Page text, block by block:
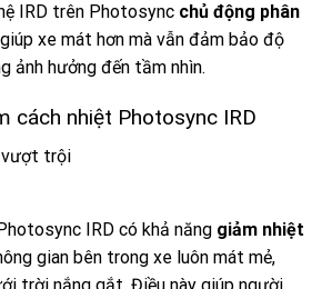
IRD trên Photosync chủ động phân
xe mát hơn mà vẫn đảm bảo độ
ảnh hưởng đến tầm nhìn.
cách nhiệt Photosync IRD
vượt trội
IRD có khả năng giảm nhiệt
gian bên trong xe luôn mát mẻ,
trời nắng gắt. Điều này giúp người